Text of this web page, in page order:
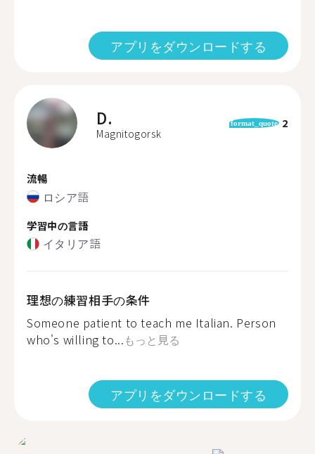
アプリをダウンロードする
D.
Magnitogorsk
format_quote 2
流暢
ロシア語
学習中の言語
イタリア語
理想の練習相手の条件
Someone patient to teach me Italian. Person
who's willing to...もっと見る
アプリをダウンロードする